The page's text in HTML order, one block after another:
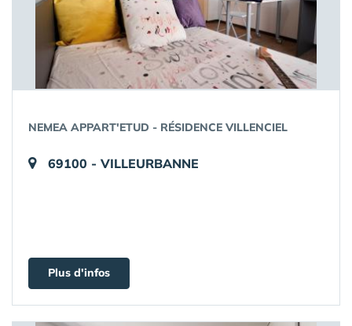
NEMEA APPART'ETUD - RÉSIDENCE VILLENCIEL
69100 - VILLEURBANNE
Plus d'infos